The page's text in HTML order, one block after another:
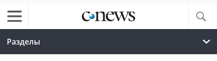
Разделы